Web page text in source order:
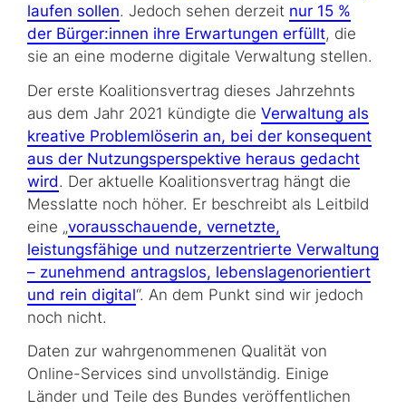
laufen sollen. Jedoch sehen derzeit nur 15 %
der Bürger:innen ihre Erwartungen erfüllt, die
sie an eine moderne digitale Verwaltung stellen.
Der erste Koalitionsvertrag dieses Jahrzehnts
aus dem Jahr 2021 kündigte die Verwaltung als
kreative Problemlöserin an, bei der konsequent
aus der Nutzungsperspektive heraus gedacht
wird. Der aktuelle Koalitionsvertrag hängt die
Messlatte noch höher. Er beschreibt als Leitbild
eine „vorausschauende, vernetzte,
leistungsfähige und nutzerzentrierte Verwaltung
– zunehmend antragslos, lebenslagenorientiert
und rein digital“. An dem Punkt sind wir jedoch
noch nicht.
Daten zur wahrgenommenen Qualität von
Online-Services sind unvollständig. Einige
Länder und Teile des Bundes veröffentlichen